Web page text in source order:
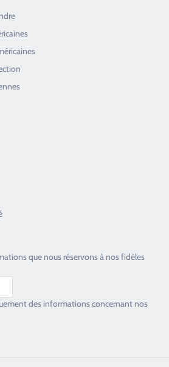
que nous réservons à nos fidèles
des informations concernant nos
les passionnés